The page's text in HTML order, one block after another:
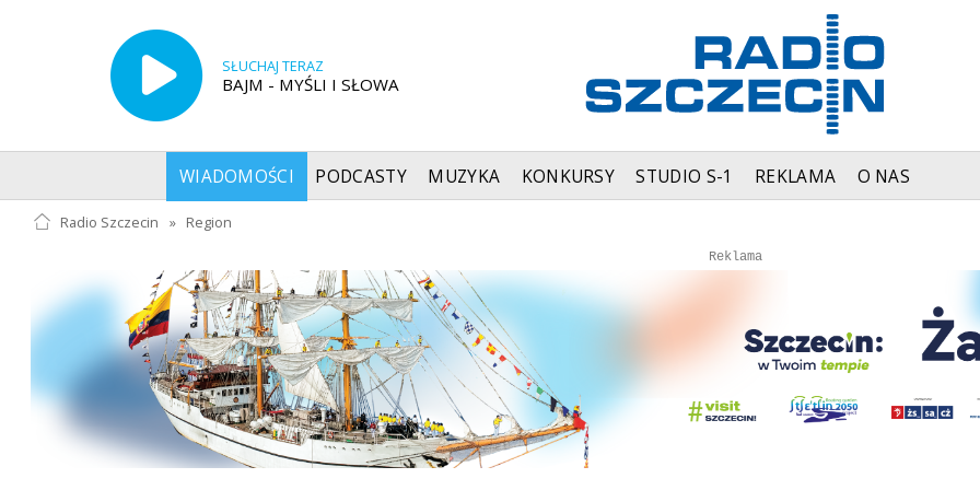
SŁUCHAJ TERAZ
BAJM - MYŚLI I SŁOWA
WIADOMOŚCI PODCASTY MUZYKA KONKURSY STUDIO S-1 REKLAMA O NAS
Radio Szczecin » Region
Reklama
Autopromocja